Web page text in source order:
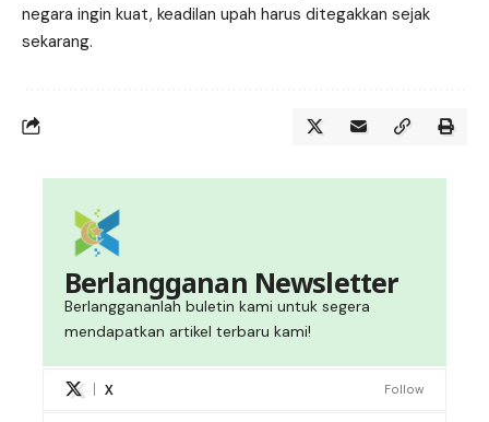
negara ingin kuat, keadilan upah harus ditegakkan sejak
sekarang.
Berlangganan Newsletter
Berlanggananlah buletin kami untuk segera
mendapatkan artikel terbaru kami!
X Follow